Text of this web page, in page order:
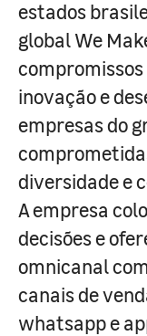
estados
global We
inovação e
empresas do
diversidade e
A empresa
decisões e
omnicanal
canais de
whatsapp e